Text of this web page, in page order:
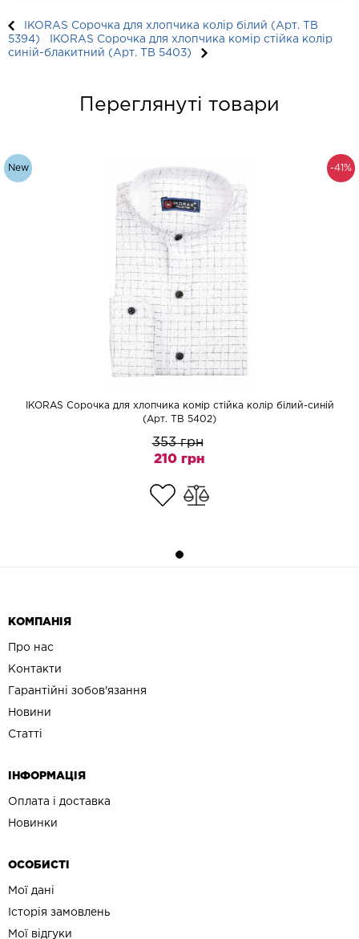
IKORAS Сорочка для хлопчика колір білий (Арт. TB
5394)
IKORAS Сорочка для хлопчика комір стійка колір
синій-блакитний (Арт. TB 5403)
Переглянуті товари
-41%
New
IKORAS Сорочка для хлопчика комір стійка колір білий-синій
(Арт. TB 5402)
353 грн
210 грн
КОМПАНІЯ
Про нас
Контакти
Гарантійні зобов'язання
Новини
Статті
ІНФОРМАЦІЯ
Оплата і доставка
Новинки
ОСОБИСТІ
Мої дані
Історія замовлень
Мої відгуки